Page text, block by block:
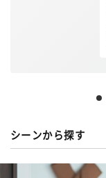
シーンから探す